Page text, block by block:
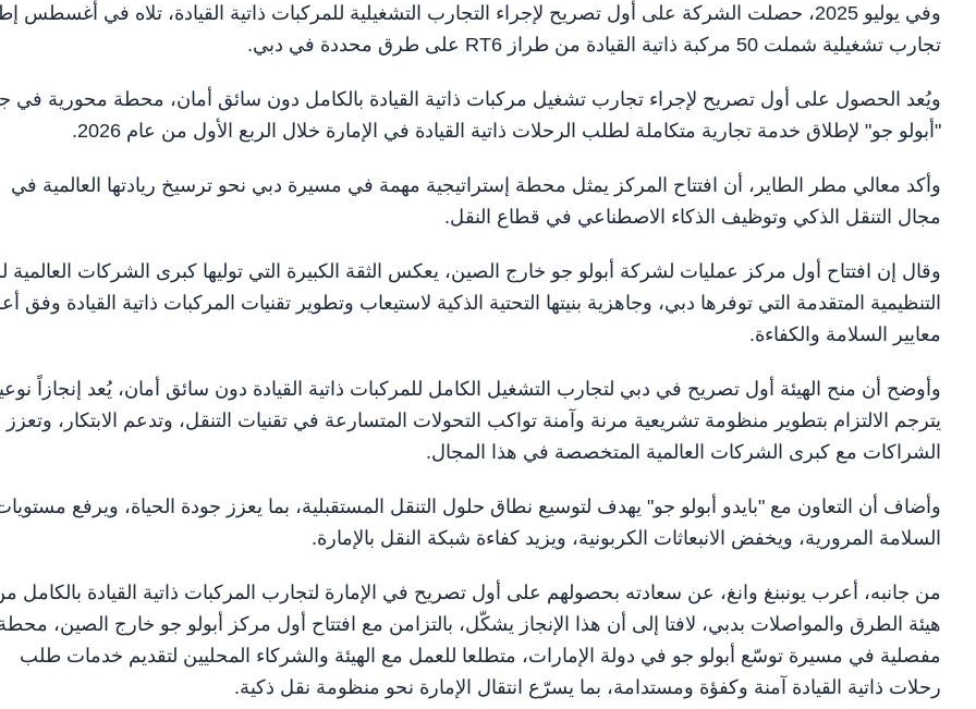
وفي يوليو 2025، حصلت الشركة على أول تصريح لإجراء التجارب التشغيلية للمركبات ذاتية القيادة، تلاه في أغسطس
تجارب تشغيلية شملت 50 مركبة ذاتية القيادة من طراز RT6 على طرق محددة في دبي.
ويُعد الحصول على أول تصريح لإجراء تجارب تشغيل مركبات ذاتية القيادة بالكامل دون سائق أمان، محطة محورية في
"أبولو جو" لإطلاق خدمة تجارية متكاملة لطلب الرحلات ذاتية القيادة في الإمارة خلال الربع الأول من عام 2026.
وأكد معالي مطر الطاير، أن افتتاح المركز يمثل محطة إستراتيجية مهمة في مسيرة دبي نحو ترسيخ ريادتها العالمية في
مجال التنقل الذكي وتوظيف الذكاء الاصطناعي في قطاع النقل.
وقال إن افتتاح أول مركز عمليات لشركة أبولو جو خارج الصين، يعكس الثقة الكبيرة التي توليها كبرى الشركات العالمية
التنظيمية المتقدمة التي توفرها دبي، وجاهزية بنيتها التحتية الذكية لاستيعاب وتطوير تقنيات المركبات ذاتية القيادة وفق
معايير السلامة والكفاءة.
وأوضح أن منح الهيئة أول تصريح في دبي لتجارب التشغيل الكامل للمركبات ذاتية القيادة دون سائق أمان، يُعد إنجازاً
يترجم الالتزام بتطوير منظومة تشريعية مرنة وآمنة تواكب التحولات المتسارعة في تقنيات التنقل، وتدعم الابتكار، وتعزز
الشراكات مع كبرى الشركات العالمية المتخصصة في هذا المجال.
وأضاف أن التعاون مع "بايدو أبولو جو" يهدف لتوسيع نطاق حلول التنقل المستقبلية، بما يعزز جودة الحياة، ويرفع
السلامة المرورية، ويخفض الانبعاثات الكربونية، ويزيد كفاءة شبكة النقل بالإمارة.
من جانبه، أعرب يونبنغ وانغ، عن سعادته بحصولهم على أول تصريح في الإمارة لتجارب المركبات ذاتية القيادة بالكامل
هيئة الطرق والمواصلات بدبي، لافتا إلى أن هذا الإنجاز يشكّل، بالتزامن مع افتتاح أول مركز أبولو جو خارج الصين،
مفصلية في مسيرة توسّع أبولو جو في دولة الإمارات، متطلعا للعمل مع الهيئة والشركاء المحليين لتقديم خدمات طلب
رحلات ذاتية القيادة آمنة وكفؤة ومستدامة، بما يسرّع انتقال الإمارة نحو منظومة نقل ذكية.